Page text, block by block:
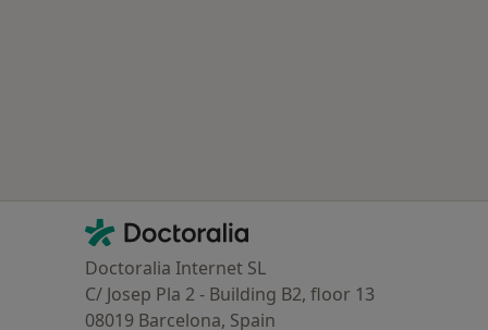
Contacto
Doctoralia - Página de inicio
Doctoralia Internet SL
C/ Josep Pla 2 - Building B2, floor 13
08019 Barcelona, Spain